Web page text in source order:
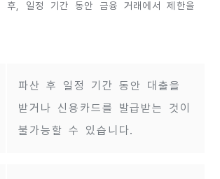
후, 일정 기간 동안 금융 거래에서 제한을
파산 후 일정 기간 동안 대출을
받거나 신용카드를 발급받는 것이
불가능할 수 있습니다.